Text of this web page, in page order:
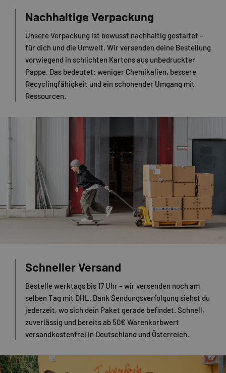
Nachhaltige Verpackung
Unsere Verpackung ist bewusst nachhaltig gestaltet –
für dich und die Umwelt. Wir versenden deine Bestellung
vorwiegend in schlichten Kartons aus unbedruckter
Pappe. Das bedeutet: weniger Chemikalien, bessere
Recyclingfähigkeit und ein schonender Umgang mit
Ressourcen.
Schneller Versand
Bestelle werktags bis 17 Uhr – wir versenden noch am
selben Tag mit DHL. Dank Sendungsverfolgung siehst du
jederzeit, wo sich dein Paket gerade befindet. Schnell,
zuverlässig und bereits ab 50€ Warenkorbwert
versandkostenfrei in Deutschland und Österreich.